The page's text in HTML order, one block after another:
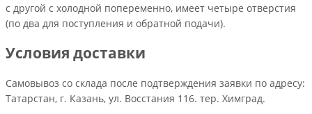
с другой с холодной попеременно, имеет четыре отверстия
(по два для поступления и обратной подачи).
Условия доставки
Самовывоз со склада после подтверждения заявки по адресу:
Татарстан, г. Казань, ул. Восстания 116. тер. Химград.